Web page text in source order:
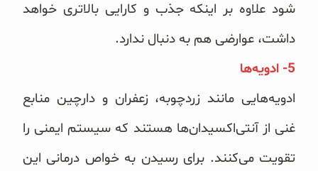
شود علاوه بر اینکه جذب و کارایی بالاتری خواهد
داشت، عوارضی هم به دنبال ندارد.
5- ادویه‌ها
ادویه‌هایی مانند زردچوبه، زعفران و دارچین منابع
غنی از آنتی‌اکسیدان‌ها هستند که سیستم ایمنی را
تقویت می‌کنند. برای رسیدن به خواص درمانی این